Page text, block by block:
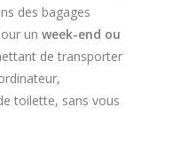
des bagages
un week-end ou
de transporter
toilette, sans vous